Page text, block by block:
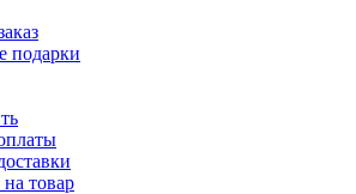
подарки
товар